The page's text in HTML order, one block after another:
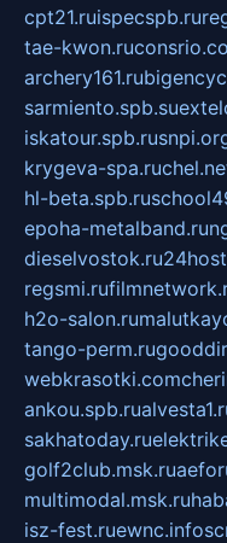
cpt21.ruispecspb.ru
tae-kwon.ru
archery161.ru
sarmiento.spb.su
iskatour.spb.ru
krygeva-spa.ru
hl-beta.spb.ru
epoha-metalband.ru
dieselvostok.ru
regsmi.ru
h2o-salon.ru
tango-perm.ru
webkrasotki.com
ankou.spb.ru
sakhatoday.ru
golf2club.msk.ru
multimodal.msk.ru
isz-fest.ruewnc.info